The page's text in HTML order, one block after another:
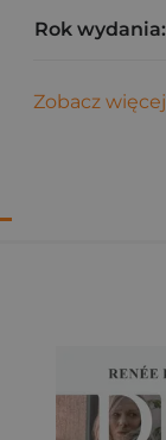
Rok wydania:
Zobacz więcej